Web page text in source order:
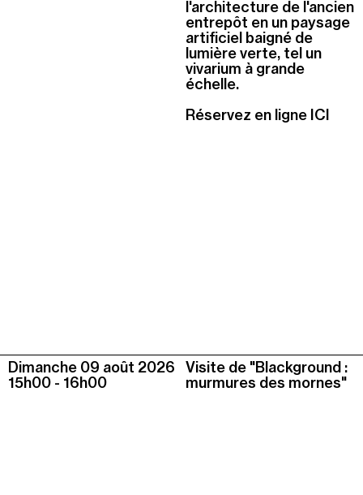
l'architecture de l'ancien
entrepôt en un paysage
artificiel baigné de
lumière verte, tel un
vivarium à grande
échelle.
Réservez en ligne ICI
Dimanche 09 août 2026
15h00 - 16h00
Visite de "Blackground :
murmures des mornes"